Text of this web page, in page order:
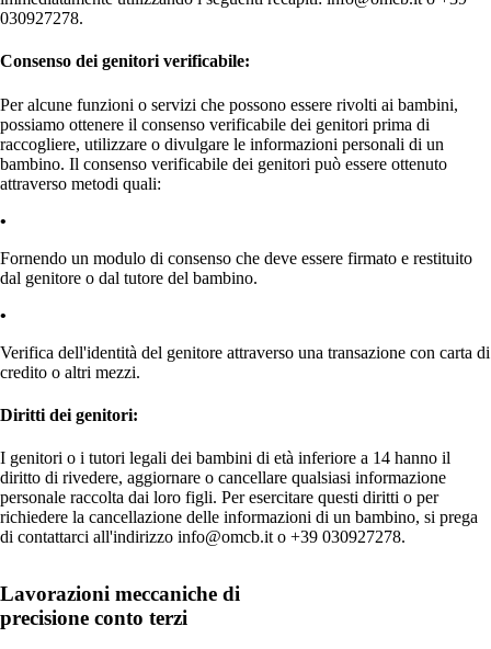
030927278.
Consenso dei genitori verificabile:
Per alcune funzioni o servizi che possono essere rivolti ai bambini,
possiamo ottenere il consenso verificabile dei genitori prima di
raccogliere, utilizzare o divulgare le informazioni personali di un
bambino. Il consenso verificabile dei genitori può essere ottenuto
attraverso metodi quali:
Fornendo un modulo di consenso che deve essere firmato e restituito
dal genitore o dal tutore del bambino.
Verifica dell'identità del genitore attraverso una transazione con carta di
credito o altri mezzi.
Diritti dei genitori:
I genitori o i tutori legali dei bambini di età inferiore a 14 hanno il
diritto di rivedere, aggiornare o cancellare qualsiasi informazione
personale raccolta dai loro figli. Per esercitare questi diritti o per
richiedere la cancellazione delle informazioni di un bambino, si prega
di contattarci all'indirizzo info@omcb.it o +39 030927278.
Lavorazioni meccaniche di
precisione conto terzi